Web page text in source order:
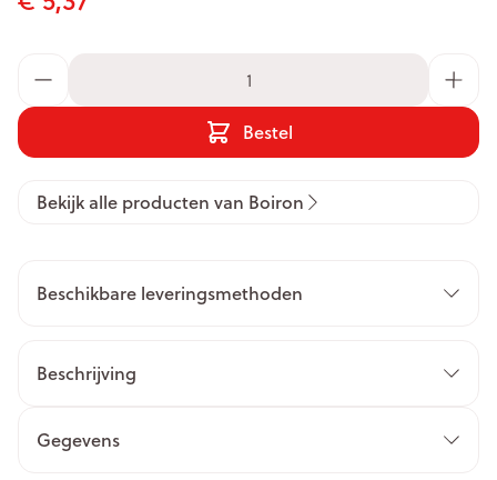
Bestel
Bekijk alle producten van Boiron
Beschikbare leveringsmethoden
Beschrijving
Gegevens